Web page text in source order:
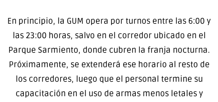
En principio, la GUM opera por turnos entre las 6:00 y
las 23:00 horas, salvo en el corredor ubicado en el
Parque Sarmiento, donde cubren la franja nocturna.
Próximamente, se extenderá ese horario al resto de
los corredores, luego que el personal termine su
capacitación en el uso de armas menos letales y